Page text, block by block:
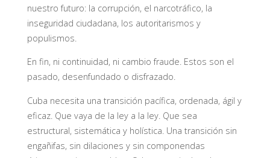
nuestro futuro: la corrupción, el narcotráfico, la
inseguridad ciudadana, los autoritarismos y
populismos.
En fin, ni continuidad, ni cambio fraude. Estos son el
pasado, desenfundado o disfrazado.
Cuba necesita una transición pacífica, ordenada, ágil y
eficaz. Que vaya de la ley a la ley. Que sea
estructural, sistemática y holística. Una transición sin
engañifas, sin dilaciones y sin componendas